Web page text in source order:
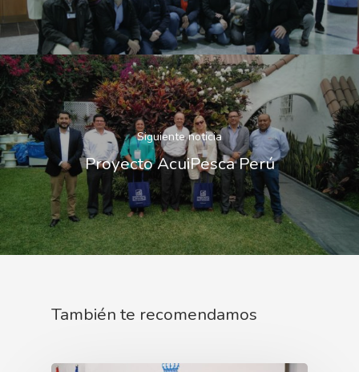
Siguiente noticia
Proyecto AcuiPesca Perú
También te recomendamos